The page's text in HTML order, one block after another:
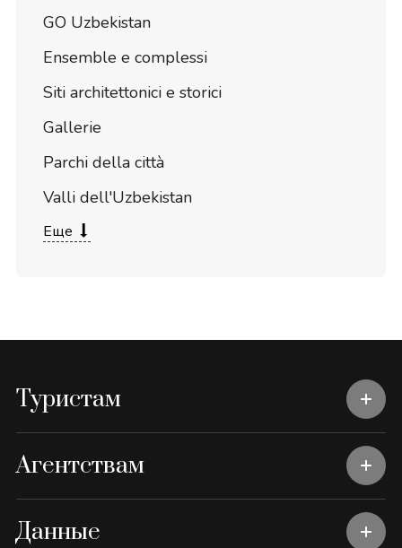
GO Uzbekistan
Ensemble e complessi
Siti architettonici e storici
Gallerie
Parchi della città
Valli dell'Uzbekistan
Еще
Туристам
Агентствам
Данные